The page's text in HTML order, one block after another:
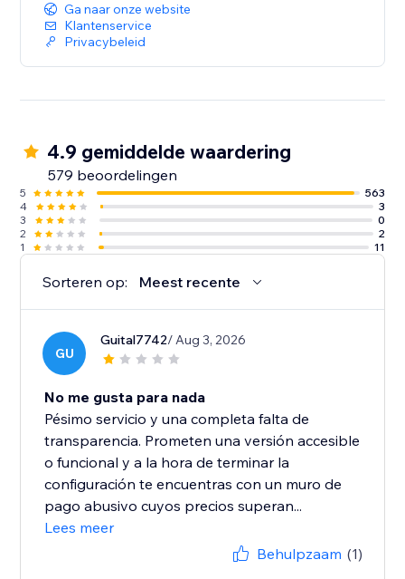
Ga naar onze website
Klantenservice
Privacybeleid
4.9 gemiddelde waardering
579 beoordelingen
5
563
4
3
3
0
2
2
1
11
Sorteren op: Meest recente
GU
Guital7742/ Aug 3, 2026
No me gusta para nada
Pésimo servicio y una completa falta de
transparencia. Prometen una versión accesible
o funcional y a la hora de terminar la
configuración te encuentras con un muro de
pago abusivo cuyos precios superan...
Lees meer
Behulpzaam (1)